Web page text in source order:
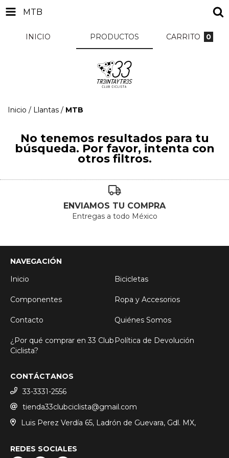
MTB
INICIO PRODUCTOS CARRITO 0
Inicio / Llantas / MTB
No tenemos resultados para tu
búsqueda. Por favor, intenta con
otros filtros.
ENVIAMOS TU COMPRA
Entregas a todo México
NAVEGACIÓN
Inicio
Bicicletas
Componentes Ropa y Accesorios
Contacto Quiénes Somos
¿Por qué comprar en 33 Club
Ciclista?
Política de Devolución
CONTÁCTANOS
33-3331-2556
tienda33clubciclista@gmail.com
Luis Perez Verdía 65, Ladrón de Guevara, Gdl. MX,
REDES SOCIALES